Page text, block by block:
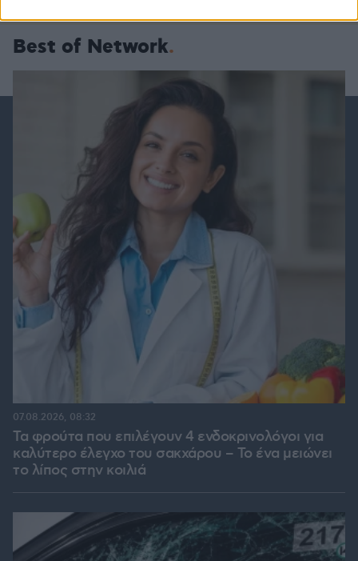
Best of Network
Τα φρούτα που επιλέγουν 4 ενδοκρινολόγοι για
καλύτερο έλεγχο του σακχάρου – Το ένα μειώνει
το λίπος στην κοιλιά
07.08.2026, 08:32